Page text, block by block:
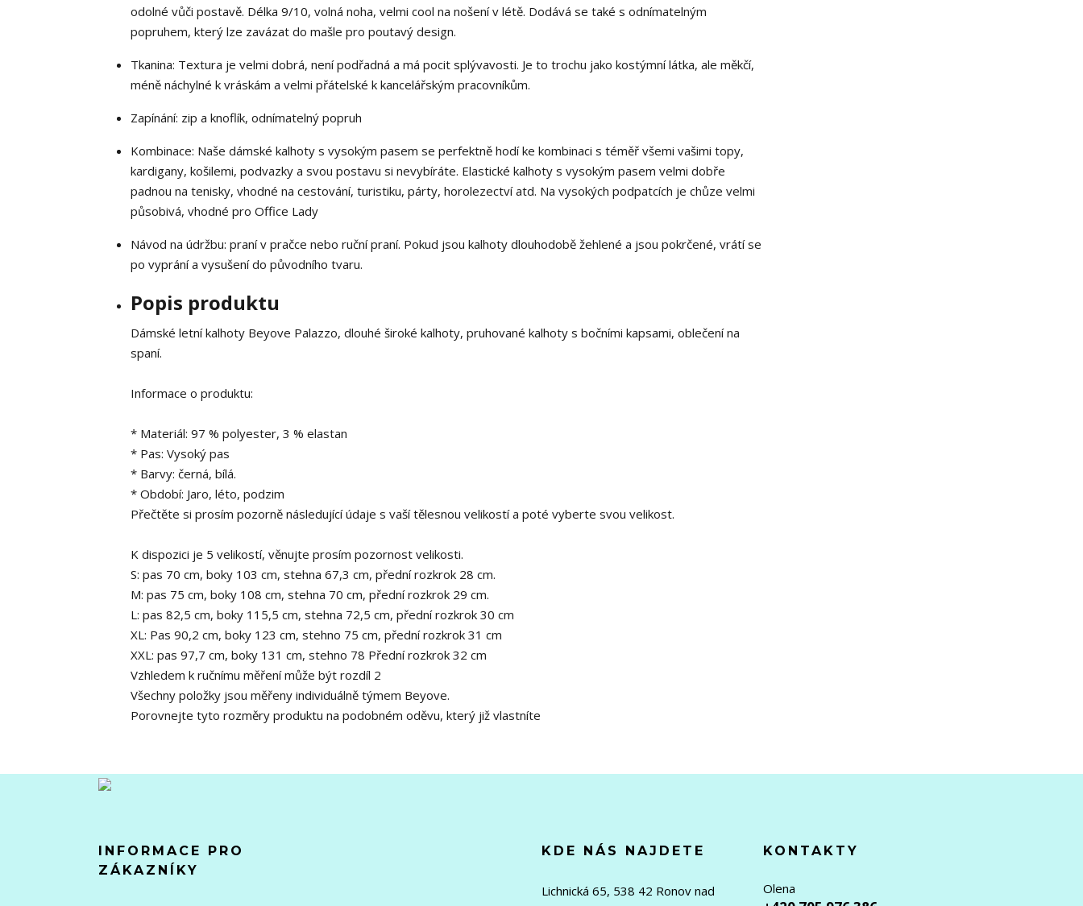
odolné vůči postavě. Délka 9/10, volná noha, velmi cool na nošení v létě. Dodává se také s odnímatelným
popruhem, který lze zavázat do mašle pro poutavý design.
Tkanina: Textura je velmi dobrá, není podřadná a má pocit splývavosti. Je to trochu jako kostýmní látka, ale měkčí,
méně náchylné k vráskám a velmi přátelské k kancelářským pracovníkům.
Zapínání: zip a knoflík, odnímatelný popruh
Kombinace: Naše dámské kalhoty s vysokým pasem se perfektně hodí ke kombinaci s téměř všemi vašimi topy,
kardigany, košilemi, podvazky a svou postavu si nevybíráte. Elastické kalhoty s vysokým pasem velmi dobře
padnou na tenisky, vhodné na cestování, turistiku, párty, horolezectví atd. Na vysokých podpatcích je chůze velmi
působivá, vhodné pro Office Lady
Návod na údržbu: praní v pračce nebo ruční praní. Pokud jsou kalhoty dlouhodobě žehlené a jsou pokrčené, vrátí se
po vyprání a vysušení do původního tvaru.
Popis produktu
Dámské letní kalhoty Beyove Palazzo, dlouhé široké kalhoty, pruhované kalhoty s bočními kapsami, oblečení na
spaní.
Informace o produktu:
* Materiál: 97 % polyester, 3 % elastan
* Pas: Vysoký pas
* Barvy: černá, bílá.
* Období: Jaro, léto, podzim
Přečtěte si prosím pozorně následující údaje s vaší tělesnou velikostí a poté vyberte svou velikost.
K dispozici je 5 velikostí, věnujte prosím pozornost velikosti.
S: pas 70 cm, boky 103 cm, stehna 67,3 cm, přední rozkrok 28 cm.
M: pas 75 cm, boky 108 cm, stehna 70 cm, přední rozkrok 29 cm.
L: pas 82,5 cm, boky 115,5 cm, stehna 72,5 cm, přední rozkrok 30 cm
XL: Pas 90,2 cm, boky 123 cm, stehno 75 cm, přední rozkrok 31 cm
XXL: pas 97,7 cm, boky 131 cm, stehno 78 Přední rozkrok 32 cm
Vzhledem k ručnímu měření může být rozdíl 2
Všechny položky jsou měřeny individuálně týmem Beyove.
Porovnejte tyto rozměry produktu na podobném oděvu, který již vlastníte
INFORMACE PRO
ZÁKAZNÍKY
KDE NÁS NAJDETE
Lichnická 65, 538 42 Ronov nad
KONTAKTY
Olena